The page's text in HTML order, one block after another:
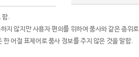
함.
지 않지만 사용자 편의를 위하여 품사와 같은 층위
한 어절 표제어로 품사 정보를 주지 않은 것을 말함.